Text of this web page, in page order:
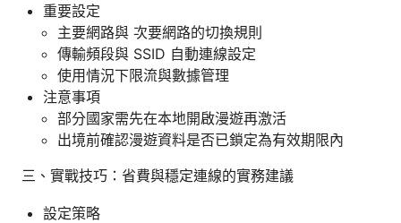
重要設定
主要網路與 次要網路的切換規則
傳輸頻段與 SSID 自動連線設定
使用情況下限流與數據管理
注意事項
部分國家需先在本地開啟漫遊再激活
出境前確認漫遊資料是否已鎖定為有效期限內
三、實戰技巧：省費與穩定連線的實務建議
設定策略